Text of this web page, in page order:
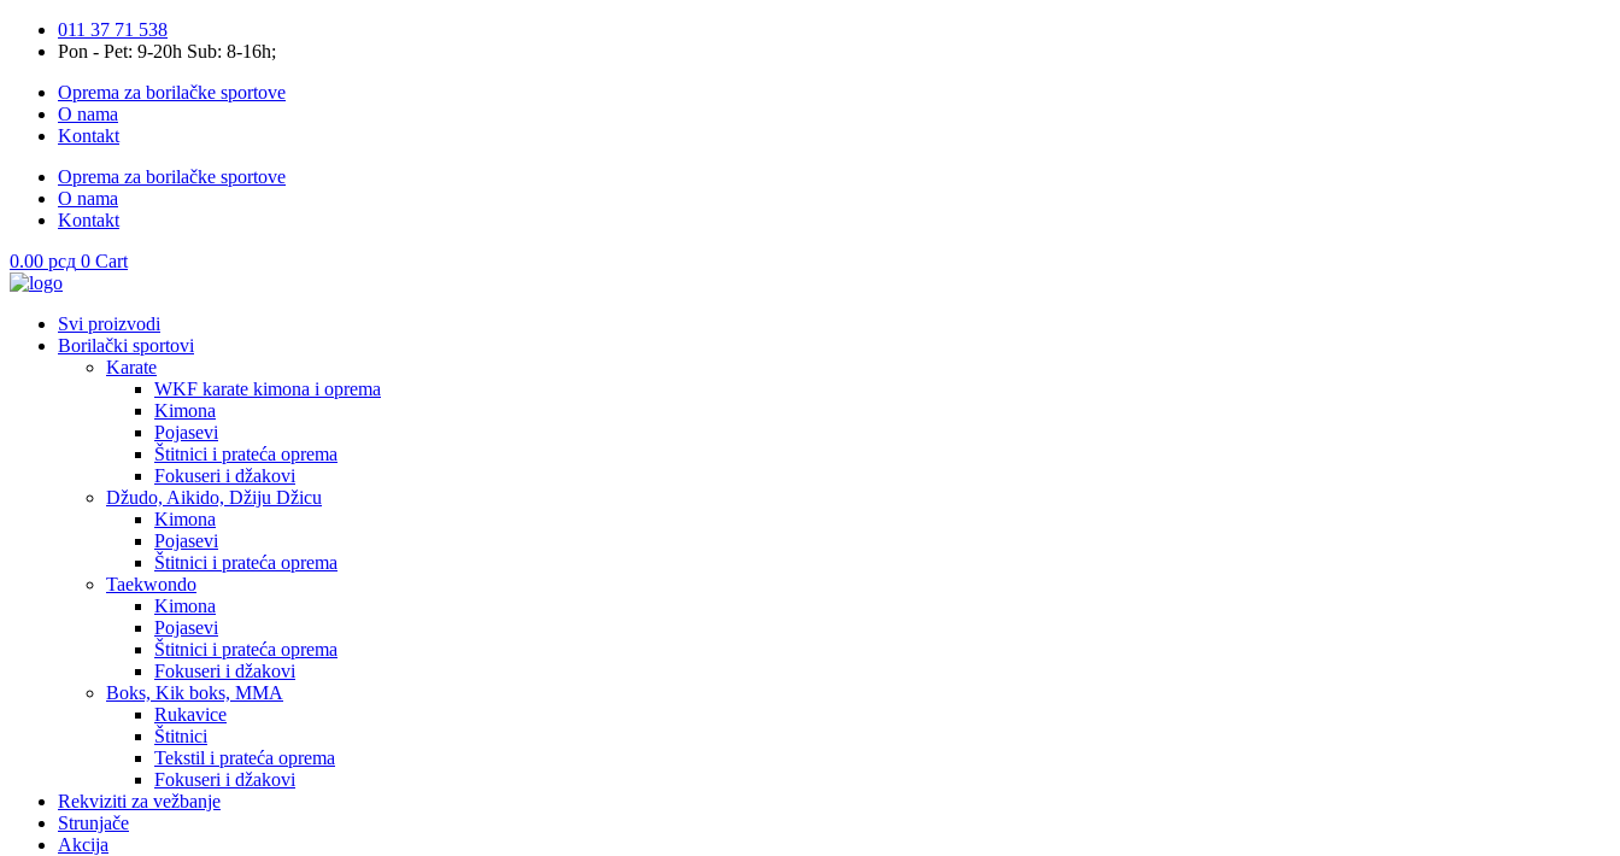
Skip
011 37 71 538
Pon - Pet: 9-20h Sub: 8-16h;
Oprema za borilačke sportove
O nama
Kontakt
Oprema za borilačke sportove
O nama
Kontakt
0.00 рсд 0 Cart
Svi proizvodi
Borilački sportovi
Karate
WKF karate kimona i oprema
Kimona
Pojasevi
Štitnici i prateća oprema
Fokuseri i džakovi
Džudo, Aikido, Džiju Džicu
Kimona
Pojasevi
Štitnici i prateća oprema
Taekwondo
Kimona
Pojasevi
Štitnici i prateća oprema
Fokuseri i džakovi
Boks, Kik boks, MMA
Rukavice
Štitnici
Tekstil i prateća oprema
Fokuseri i džakovi
Rekviziti za vežbanje
Strunjače
Akcija